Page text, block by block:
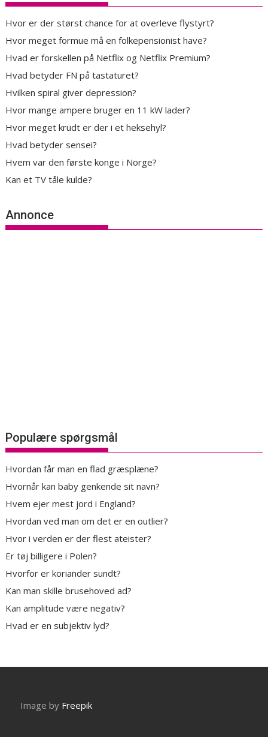
Hvor er der størst chance for at overleve flystyrt?
Hvor meget formue må en folkepensionist have?
Hvad er forskellen på Netflix og Netflix Premium?
Hvad betyder FN på tastaturet?
Hvilken spiral giver depression?
Hvor mange ampere bruger en 11 kW lader?
Hvor meget krudt er der i et heksehyl?
Hvad betyder sensei?
Hvem var den første konge i Norge?
Kan et TV tåle kulde?
Annonce
Populære spørgsmål
Hvordan får man en flad græsplæne?
Hvornår kan baby genkende sit navn?
Hvem ejer mest jord i England?
Hvordan ved man om det er en outlier?
Hvor i verden er der flest ateister?
Er tøj billigere i Polen?
Hvorfor er koriander sundt?
Kan man skille brusehoved ad?
Kan amplitude være negativ?
Hvad er en subjektiv lyd?
Image by Freepik